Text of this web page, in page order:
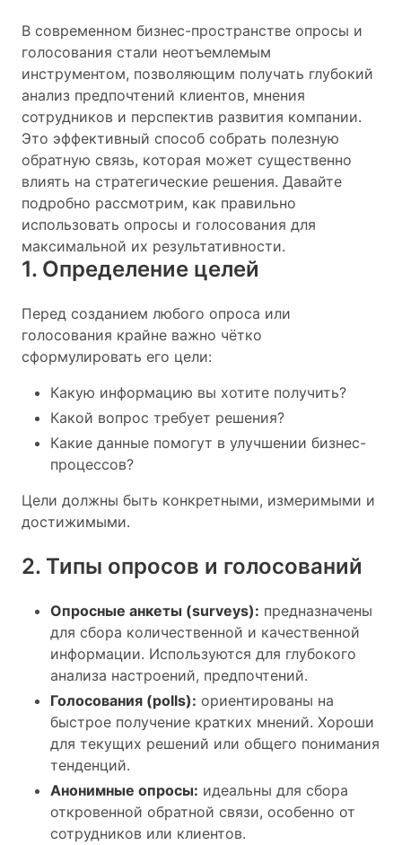
В современном бизнес-пространстве опросы и
голосования стали неотъемлемым
инструментом, позволяющим получать глубокий
анализ предпочтений клиентов, мнения
сотрудников и перспектив развития компании.
Это эффективный способ собрать полезную
обратную связь, которая может существенно
влиять на стратегические решения. Давайте
подробно рассмотрим, как правильно
использовать опросы и голосования для
максимальной их результативности.
1. Определение целей
Перед созданием любого опроса или
голосования крайне важно чётко
сформулировать его цели:
Какую информацию вы хотите получить?
Какой вопрос требует решения?
Какие данные помогут в улучшении бизнес-
процессов?
Цели должны быть конкретными, измеримыми и
достижимыми.
2. Типы опросов и голосований
Опросные анкеты (surveys): предназначены
для сбора количественной и качественной
информации. Используются для глубокого
анализа настроений, предпочтений.
Голосования (polls): ориентированы на
быстрое получение кратких мнений. Хороши
для текущих решений или общего понимания
тенденций.
Анонимные опросы: идеальны для сбора
откровенной обратной связи, особенно от
сотрудников или клиентов.